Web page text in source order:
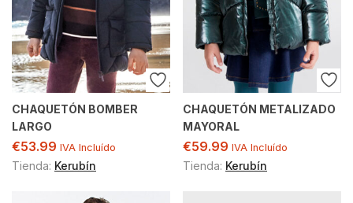
CHAQUETÓN BOMBER
LARGO
€53.99 IVA Incluído
Tienda: Kerubín
CHAQUETÓN METALIZADO
MAYORAL
€59.99 IVA Incluído
Tienda: Kerubín